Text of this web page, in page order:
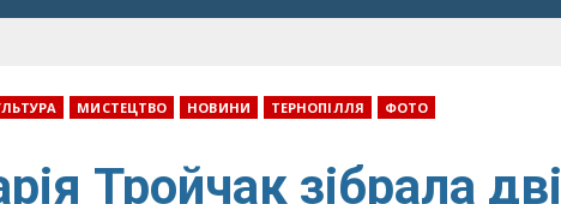
МИСТЕЦТВО НОВИНИ ТЕРНОПІЛЛЯ ФОТО
Тройчак зібрала дві